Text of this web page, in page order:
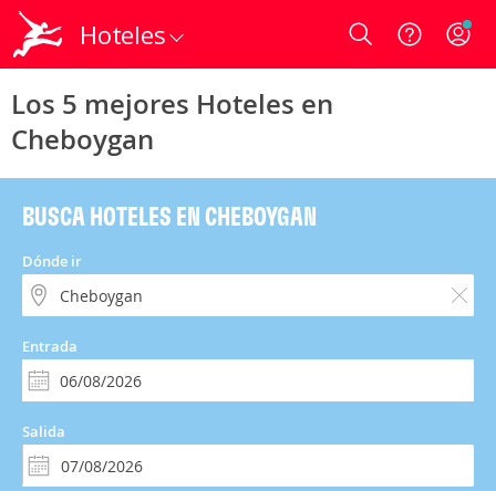
Hoteles Login
Los 5 mejores Hoteles en
Cheboygan
BUSCA HOTELES EN CHEBOYGAN
Dónde ir
Entrada
Salida